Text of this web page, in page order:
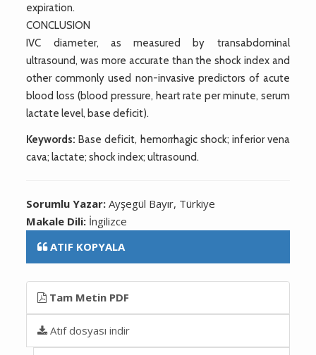
expiration.
CONCLUSION
IVC diameter, as measured by transabdominal
ultrasound, was more accurate than the shock index and
other commonly used non-invasive predictors of acute
blood loss (blood pressure, heart rate per minute, serum
lactate level, base deficit).
Keywords: Base deficit, hemorrhagic shock; inferior vena
cava; lactate; shock index; ultrasound.
Sorumlu Yazar:Ayşegül Bayır, Türkiye
Makale Dili: İngilizce
ATIF KOPYALA
Tam Metin PDF
Atıf dosyası indir